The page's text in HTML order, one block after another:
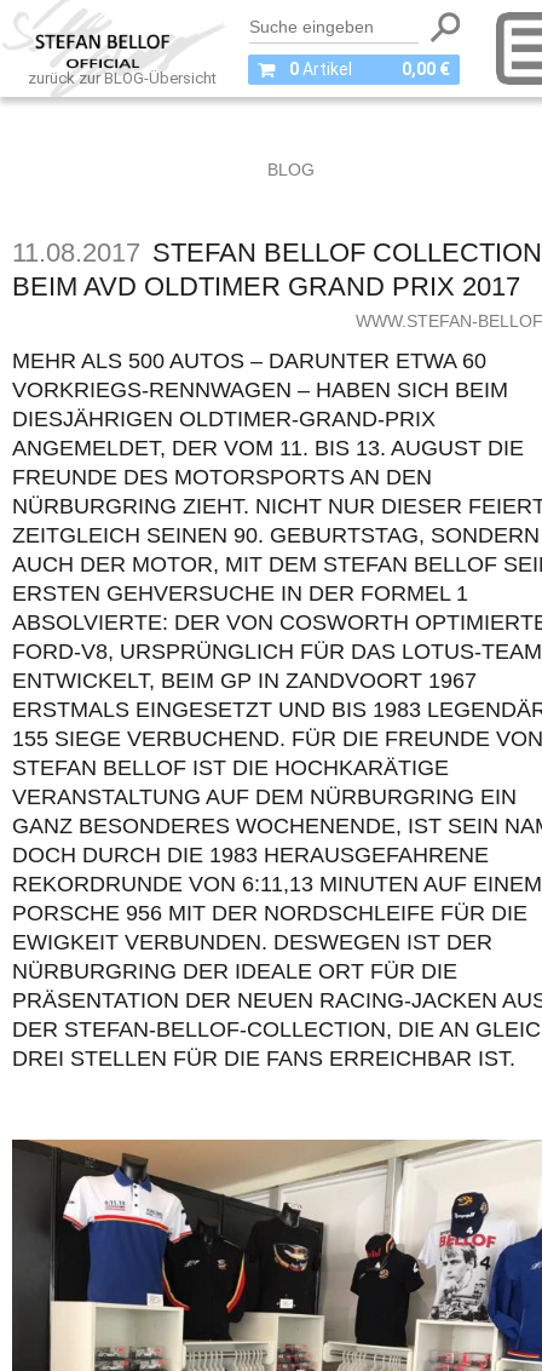
0Artikel 0,00 €
zurück zur BLOG-Übersicht
BLOG
11.08.2017 STEFAN BELLOF COLLECTION
BEIM AVD OLDTIMER GRAND PRIX 2017
WWW.STEFAN-
MEHR ALS 500 AUTOS – DARUNTER ETWA 60
VORKRIEGS-RENNWAGEN – HABEN SICH BEIM
DIESJÄHRIGEN OLDTIMER-GRAND-PRIX
ANGEMELDET, DER VOM 11. BIS 13. AUGUST DIE
FREUNDE DES MOTORSPORTS AN DEN
NÜRBURGRING ZIEHT. NICHT NUR DIESER
ZEITGLEICH SEINEN 90. GEBURTSTAG, SONDERN
AUCH DER MOTOR, MIT DEM STEFAN BELLOF
ERSTEN GEHVERSUCHE IN DER FORMEL 1
ABSOLVIERTE: DER VON COSWORTH
FORD-V8, URSPRÜNGLICH FÜR DAS LOTUS-TEAM
ENTWICKELT, BEIM GP IN ZANDVOORT 1967
ERSTMALS EINGESETZT UND BIS 1983
155 SIEGE VERBUCHEND. FÜR DIE FREUNDE VON
STEFAN BELLOF IST DIE HOCHKARÄTIGE
VERANSTALTUNG AUF DEM NÜRBURGRING EIN
GANZ BESONDERES WOCHENENDE, IST SEIN
DOCH DURCH DIE 1983 HERAUSGEFAHRENE
REKORDRUNDE VON 6:11,13 MINUTEN AUF EINEM
PORSCHE 956 MIT DER NORDSCHLEIFE FÜR DIE
EWIGKEIT VERBUNDEN. DESWEGEN IST DER
NÜRBURGRING DER IDEALE ORT FÜR DIE
PRÄSENTATION DER NEUEN RACING-JACKEN
DER STEFAN-BELLOF-COLLECTION, DIE AN
DREI STELLEN FÜR DIE FANS ERREICHBAR IST.